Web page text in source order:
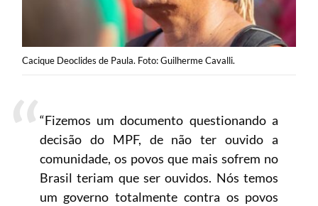
Cacique Deoclides de Paula. Foto: Guilherme Cavalli.
“Fizemos um documento questionando a
decisão do MPF, de não ter ouvido a
comunidade, os povos que mais sofrem no
Brasil teriam que ser ouvidos. Nós temos
um governo totalmente contra os povos